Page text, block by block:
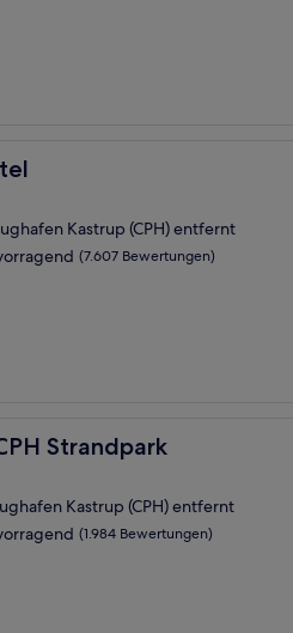
Kastrup (CPH) entfernt
(7.607 Bewertungen)
Strandpark
Strandpark
Kastrup (CPH) entfernt
(1.984 Bewertungen)